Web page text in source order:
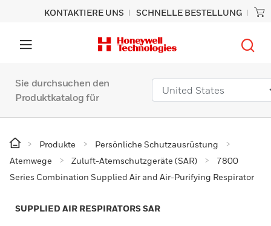
KONTAKTIERE UNS SCHNELLE BESTELLUNG
Sie durchsuchen den
Produktkatalog für
Produkte
Persönliche Schutzausrüstung
Atemwege
Zuluft-Atemschutzgeräte (SAR)
7800
Series Combination Supplied Air and Air-Purifying Respirator
SUPPLIED AIR RESPIRATORS SAR